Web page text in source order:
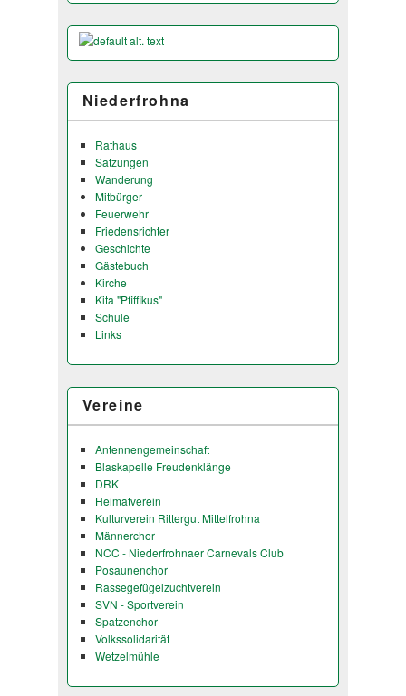
Niederfrohna
Rathaus
Satzungen
Wanderung
Mitbürger
Feuerwehr
Friedensrichter
Geschichte
Gästebuch
Kirche
Kita "Pfiffikus"
Schule
Links
Vereine
Antennengemeinschaft
Blaskapelle Freudenklänge
DRK
Heimatverein
Kulturverein Rittergut Mittelfrohna
Männerchor
NCC - Niederfrohnaer Carnevals Club
Posaunenchor
Rassegefügelzuchtverein
SVN - Sportverein
Spatzenchor
Volkssolidarität
Wetzelmühle